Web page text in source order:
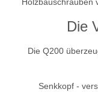
Die
Die Q200
Senkkopf -